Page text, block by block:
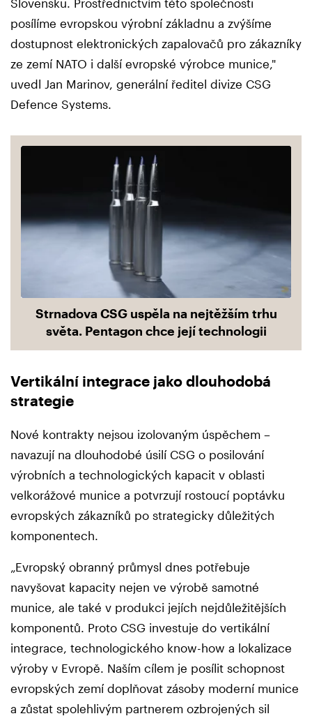
Slovensku. Prostřednictvím této společnosti
posílíme evropskou výrobní základnu a zvýšíme
dostupnost elektronických zapalovačů pro zákazníky
ze zemí NATO i další evropské výrobce munice,"
uvedl Jan Marinov, generální ředitel divize CSG
Defence Systems.
Strnadova CSG uspěla na nejtěžším trhu
světa. Pentagon chce její technologii
Vertikální integrace jako dlouhodobá
strategie
Nové kontrakty nejsou izolovaným úspěchem –
navazují na dlouhodobé úsilí CSG o posilování
výrobních a technologických kapacit v oblasti
velkorážové munice a potvrzují rostoucí poptávku
evropských zákazníků po strategicky důležitých
komponentech.
„Evropský obranný průmysl dnes potřebuje
navyšovat kapacity nejen ve výrobě samotné
munice, ale také v produkci jejích nejdůležitějších
komponentů. Proto CSG investuje do vertikální
integrace, technologického know-how a lokalizace
výroby v Evropě. Naším cílem je posílit schopnost
evropských zemí doplňovat zásoby moderní munice
a zůstat spolehlivým partnerem ozbrojených sil